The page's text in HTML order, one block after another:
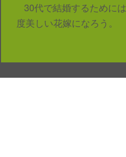
30代で結婚するためには
度美しい花嫁になろう。